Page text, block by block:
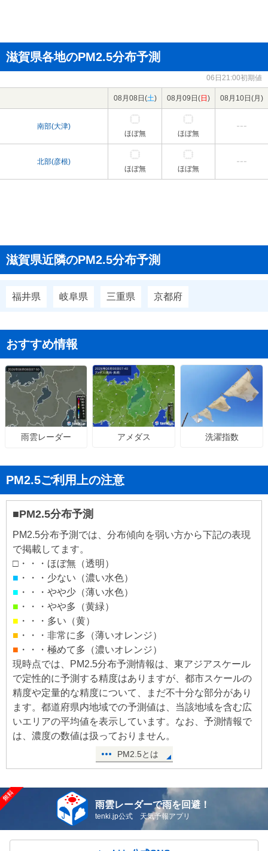
滋賀県各地のPM2.5分布予測
06日21:00初期値
08月08日(土) 08月09日(日 ) 08月10日(月 )
南部(大津)
ほぼ無
ほぼ無
北部(彦根)
ほぼ無
ほぼ無
滋賀県近隣のPM2.5分布予測
福井県 岐阜県 三重県 京都府
おすすめ情報
雨雲レーダー アメダス 洗濯指数
PM2.5ご利用上の注意
■PM2.5分布予測
PM2.5分布予測では、分布傾向を弱い方から下記の表現
で掲載してます。
□・・・ほぼ無（透明）
■ ・・・少ない（濃い水色）
■ ・・・やや少（薄い水色）
■ ・・・やや多（黄緑）
■ ・・・多い（黄）
■ ・・・非常に多（薄いオレンジ）
■ ・・・極めて多（濃いオレンジ）
現時点では、PM2.5分布予測情報は、東アジアスケール
で定性的に予測する精度はありますが、都市スケールの
精度や定量的な精度について、まだ不十分な部分があり
ます。都道府県内地域での予測値は、当該地域を含む広
いエリアの平均値を表示しています。なお、予測情報で
は、濃度の数値は扱っておりません。
PM2.5とは
雨雲レーダーで雨を回避！
tenki.jp公式 天気予報アプリ